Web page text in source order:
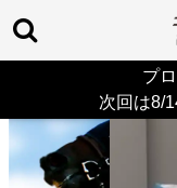
プ
次回は8/
> 26/8/9 (日)